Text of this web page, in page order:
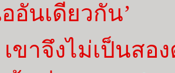
อันเดียวกัน’
เขาจึงไม่เป็นส